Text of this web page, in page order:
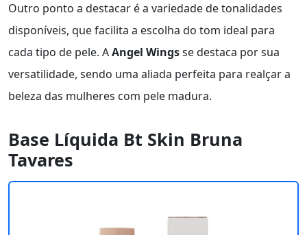
Outro ponto a destacar é a variedade de tonalidades
disponíveis, que facilita a escolha do tom ideal para
cada tipo de pele. AAngel Wingsse destaca por sua
versatilidade, sendo uma aliada perfeita para realçar a
beleza das mulheres com pele madura.
Base Líquida Bt Skin Bruna
Tavares